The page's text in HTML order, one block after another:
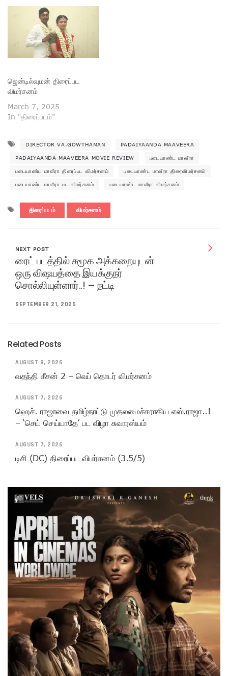
ஜென்டில்வுமன் திரைப்பட
விமர்சனம்
March 7, 2025
In "திரைப்படம்"
DIRECTOR VA.GOWTHAMAN PADAIYAANDA MAAVEERA
PADAIYAANDA MAAVEERA MOVIE REVIEW படையாண்ட மாவீரா
படையாண்ட மாவீரா திரைப்பட விமர்சனம் படையாண்ட மாவீரா திரைவிமர்சனம்
படையாண்ட மாவீரா பட விமர்சனம் படையாண்ட மாவீரா விமர்சனம்
திரைப்படம் விமர்சனம்
NEXT POST
ரைட் படத்தில் சமூக அக்கறையுடன்
ஒரு விஷயத்தை இயக்குநர்
சொல்லியுள்ளார்..! – நட்டி
SEPTEMBER 21, 2025
Related Posts
AUGUST 8, 2026
வதந்தி சீசன் 2 – வெப் தொடர் விமர்சனம்
AUGUST 7, 2026
ஹெச். ராஜாவை தமிழ்நாட்டு முதலமைச்சராகிய எஸ்.ராஜா..!
– ‘செய் செய்யாதே’ பட விழா சுவாரஸ்யம்
AUGUST 7, 2026
டிசி (DC) திரைப்பட விமர்சனம் (3.5/5)